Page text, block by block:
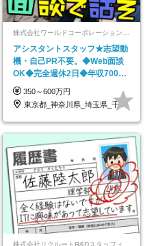
アシスタントスタッフ★志望動
機・自己PR不要。◆Web面談
OK◆完全週休2日◆年収700万
円可/p13
350～600万円
東京都_神奈川県_埼玉県_千葉県_大阪府…